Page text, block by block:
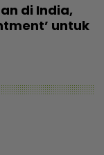
di India,
untuk